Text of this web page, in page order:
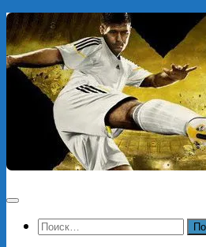
Перейти
к
содержимому
Найти: